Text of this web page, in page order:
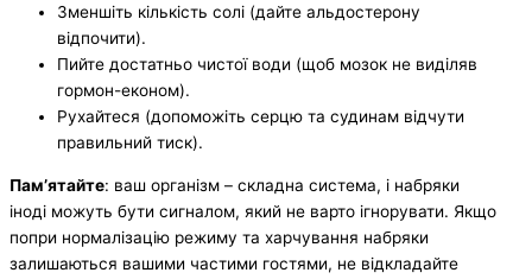
Зменшіть кількість солі (дайте альдостерону
відпочити).
Пийте достатньо чистої води (щоб мозок не виділяв
гормон-економ).
Рухайтеся (допоможіть серцю та судинам відчути
правильний тиск).
Пам’ятайте: ваш організм – складна система, і набряки
іноді можуть бути сигналом, який не варто ігнорувати. Якщо
попри нормалізацію режиму та харчування набряки
залишаються вашими частими гостями, не відкладайте